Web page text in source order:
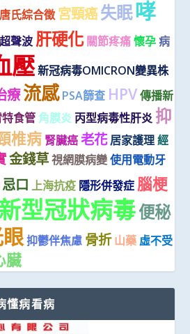
唐氏綜合徵 宮頸癌失眠哮
超聲波 肝硬化 關節疼痛 懷孕 病
壓新冠病毒OMICRON變異株
療流感 PSA篩查 HPV 傳播新
特食管 角膜炎 丙型病毒性肝炎 抑
椎病 腎臟癌 老花 居家護理 經
金錢草視網膜病變 使用電動牙
忌口 上海抗疫 隱形併發症 腦梗
型冠狀病毒便秘
抑鬱伴焦慮 骨折 山藥 虛不受
臟
懂病看病